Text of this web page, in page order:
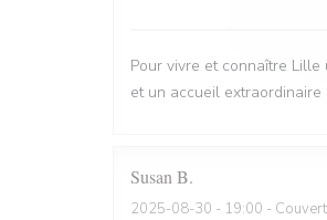
Pour vivre et connaître
et un accueil extraordinaire
Susan B
2025-08-30 - 19:00 -